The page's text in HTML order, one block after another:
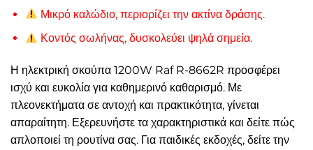
Μικρό καλώδιο, περιορίζει την ακτίνα δράσης.
Κοντός σωλήνας, δυσκολεύει ψηλά σημεία.
Η ηλεκτρική σκούπα 1200W Raf R-8662R προσφέρει
ισχύ και ευκολία για καθημερινό καθαρισμό. Με
πλεονεκτήματα σε αντοχή και πρακτικότητα, γίνεται
απαραίτητη. Εξερευνήστε τα χαρακτηριστικά και δείτε πώς
απλοποιεί τη ρουτίνα σας. Για παιδικές εκδοχές, δείτε την